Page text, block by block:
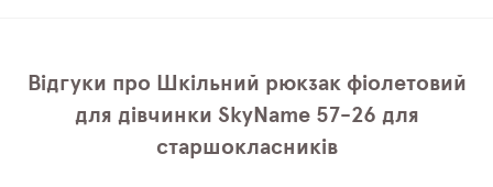
Відгуки про Шкільний рюкзак фіолетовий
для дівчинки SkyNamе 57-26 для
старшокласників